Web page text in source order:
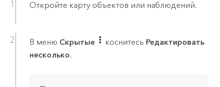
Откройте карту объектов или наблюдений.
В меню Скрытые коснитесь Редактировать
несколько.